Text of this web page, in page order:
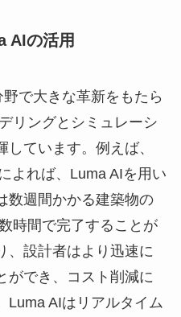
AIの活用
で大きな革新をもたら
リングとシミュレーシ
ています。例えば、
よれば、Luma AIを用い
数週間かかる建築物の
時間で完了することが
、設計者はより迅速に
ができ、コスト削減に
Luma AIはリアルタイム